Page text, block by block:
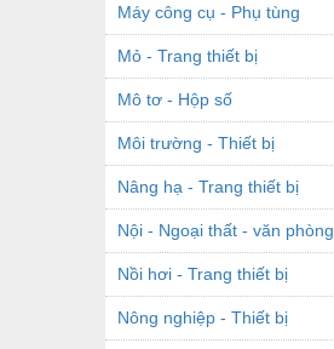
Máy công cụ - Phụ tùng
Mỏ - Trang thiết bị
Mô tơ - Hộp số
Môi trường - Thiết bị
Nâng hạ - Trang thiết bị
Nội - Ngoại thất - văn phòng
Nồi hơi - Trang thiết bị
Nông nghiệp - Thiết bị